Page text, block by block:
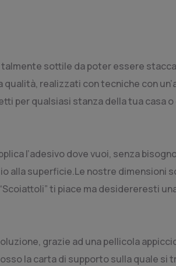
talmente sottile da poter essere
realizzati con tecniche con
per qualsiasi stanza della tua casa
l’adesivo dove vuoi, senza
alla superficie.Le nostre dimensioni
ti piace ma desidereresti
grazie ad una pellicola
la carta di supporto sulla quale si